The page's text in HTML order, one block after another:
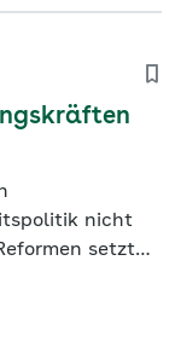
das
nicht
setzt